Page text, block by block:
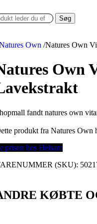
Søg
Own /Natures Own
Own
fandt natures own
produkt fra Natures Own
prisen hos Helsam
(SKU):
KØBTE